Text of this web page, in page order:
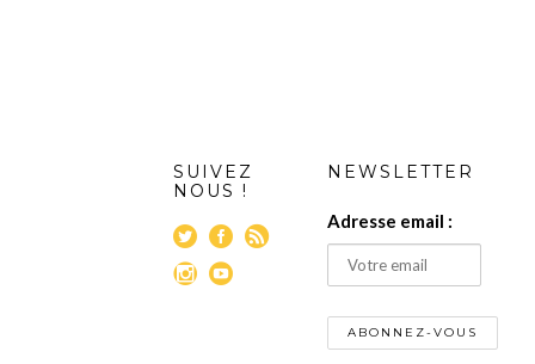
SUIVEZ
NOUS !
NEWSLETTER
Adresse email :